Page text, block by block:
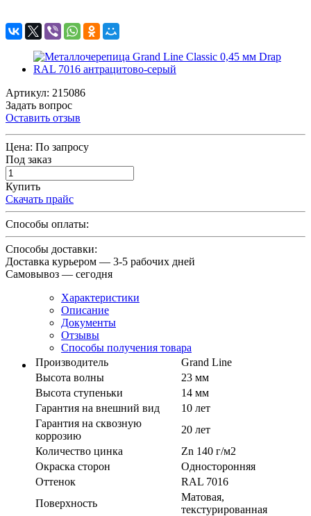
Артикул: 215086
Задать вопрос
Оставить отзыв
Цена: По запросу
Под заказ
Купить
Скачать прайс
Способы оплаты:
Способы доставки:
Доставка курьером — 3-5 рабочих дней
Самовывоз — сегодня
Характеристики
Описание
Документы
Отзывы
Способы получения товара
Производитель
Grand Line
Высота волны
23 мм
Высота ступеньки
14 мм
Гарантия на внешний вид
10 лет
Гарантия на сквозную
коррозию
20 лет
Количество цинка
Zn 140 г/м2
Окраска сторон
Односторонняя
Оттенок
RAL 7016
Поверхность
Матовая,
текстурированная